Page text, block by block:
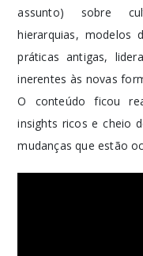
assunto) sobre
hierarquias, modelos
práticas antigas,
inerentes às novas
O conteúdo ficou
insights ricos e cheio
mudanças que estão